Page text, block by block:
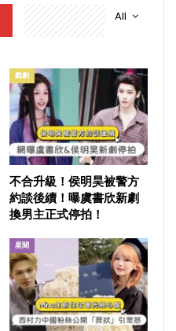
All
戲劇
不合升級！侯明昊被警方
約談後續！曝虞書欣新劇
換男主正式停拍！
星聞